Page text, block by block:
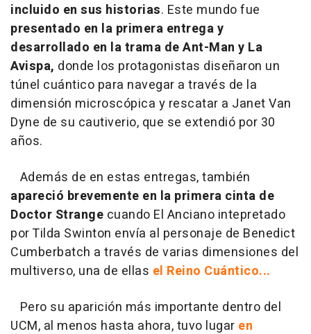
incluido en sus historias. Este mundo fue
presentado en la primera entrega y
desarrollado en la trama de Ant-Man y La
Avispa, donde los protagonistas diseñaron un
túnel cuántico para navegar a través de la
dimensión microscópica y rescatar a Janet Van
Dyne de su cautiverio, que se extendió por 30
años.
Además de en estas entregas, también
apareció brevemente en la primera cinta de
Doctor Strange cuando El Anciano intepretado
por Tilda Swinton envía al personaje de Benedict
Cumberbatch a través de varias dimensiones del
multiverso, una de ellas el Reino Cuántico...
Pero su aparición más importante dentro del
UCM, al menos hasta ahora, tuvo lugar en